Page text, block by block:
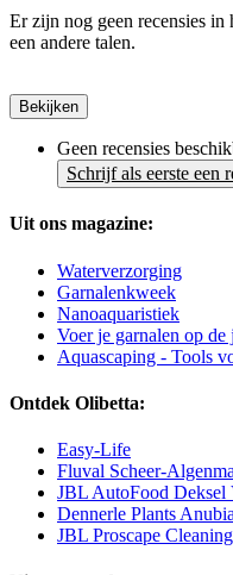
Er zijn nog geen recensies in
een andere talen.
Bekijken
Geen recensies
Schrijf als eerste een
Uit ons magazine:
Waterverzorging
Garnalenkweek
Nanoaquaristiek
Voer je garnalen op de
Aquascaping - Tools
Ontdek Olibetta:
Easy-Life
Fluval Scheer-
JBL AutoFood Deksel
Dennerle Plants
JBL Proscape